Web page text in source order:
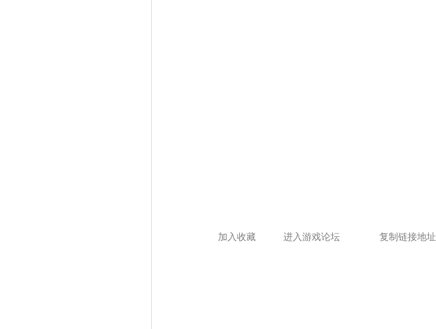
加入收藏 进入游戏论坛 复制链接地址